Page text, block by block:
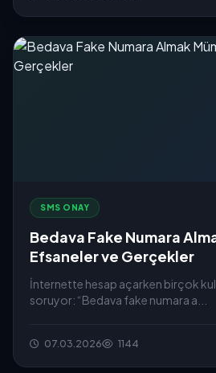
SMS ONAY
Bedava Fake Numara
Efsaneler ve Gerçekler
İnternette hesap açarken birçok
soruyor: “Bedava fake numara a...
07.03.2026 1144